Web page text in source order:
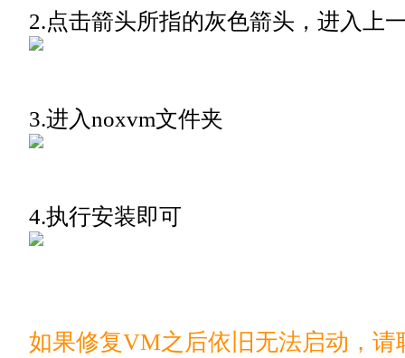
2.点击箭头所指的灰色箭头，进入上
3.进入noxvm文件夹
4.执行安装即可
如果修复VM之后依旧无法启动，请